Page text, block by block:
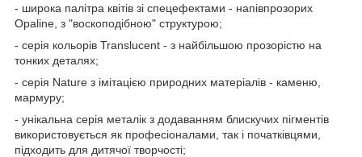
- широка палітра квітів зі спецефектами - напівпрозорих
Opaline, з "воскоподібною" структурою;
- серія кольорів Translucent - з найбільшою прозорістю на
тонких деталях;
- серія Nature з імітацією природних матеріалів - каменю,
мармуру;
- унікальна серія металік з додаванням блискучих пігментів
використовується як професіоналами, так і початківцями,
підходить для дитячої творчості;